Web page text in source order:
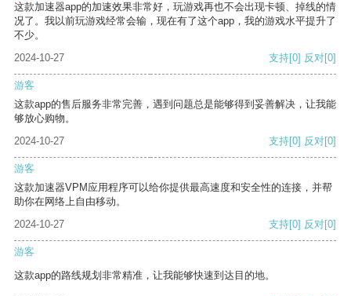
这款加速器app的加速效果非常好，玩游戏再也不会出现卡顿、掉线的情
况了。我以前玩游戏经常会输，现在有了这个app，我的游戏水平提升了
不少。
2024-10-27
支持[0] 反对[0]
游客
这款app的售后服务非常完善，遇到问题总是能够得到妥善解决，让我能
够放心购物。
2024-10-27
支持[0] 反对[0]
游客
这款加速器VPM应用程序可以给你提供最高速度和安全性的连接，并帮
助你在网络上自由移动。
2024-10-27
支持[0] 反对[0]
游客
这款app的路线规划非常精准，让我能够快速到达目的地。